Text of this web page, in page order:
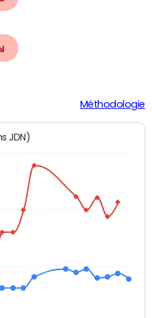
Méthodologie
JDN)